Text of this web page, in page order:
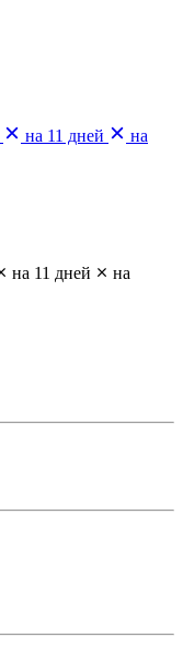
на 11 дней
на
на 11 дней
на